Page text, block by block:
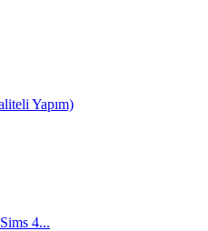
Yapım)
4...